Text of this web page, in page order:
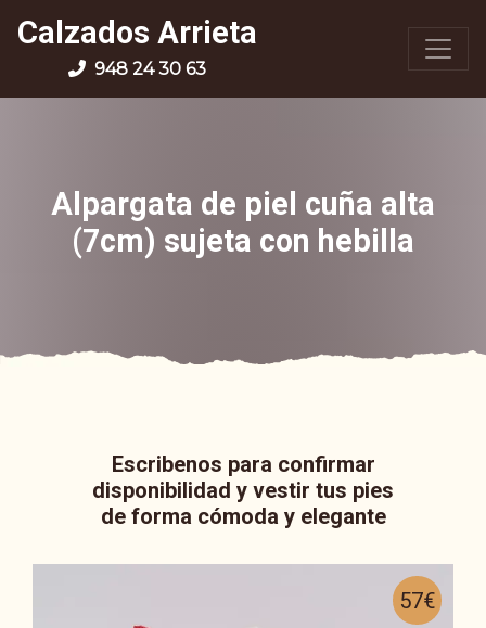
Calzados Arrieta
948 24 30 63
Alpargata de piel cuña alta
(7cm) sujeta con hebilla
Escribenos para confirmar
disponibilidad y vestir tus pies
de forma cómoda y elegante
57€